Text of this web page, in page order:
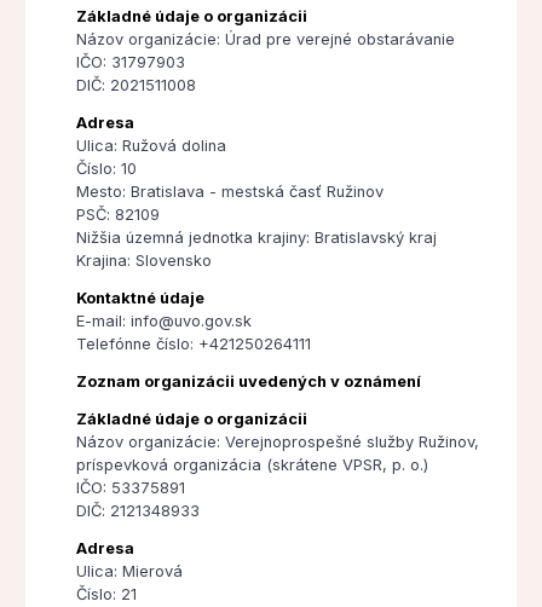
Základné údaje o organizácii
Názov organizácie: Úrad pre verejné obstarávanie
IČO: 31797903
DIČ: 2021511008
Adresa
Ulica: Ružová dolina
Číslo: 10
Mesto: Bratislava - mestská časť Ružinov
PSČ: 82109
Nižšia územná jednotka krajiny: Bratislavský kraj
Krajina: Slovensko
Kontaktné údaje
E-mail: info@uvo.gov.sk
Telefónne číslo: +421250264111
Zoznam organizácii uvedených v oznámení
Základné údaje o organizácii
Názov organizácie: Verejnoprospešné služby Ružinov,
príspevková organizácia (skrátene VPSR, p. o.)
IČO: 53375891
DIČ: 2121348933
Adresa
Ulica: Mierová
Číslo: 21